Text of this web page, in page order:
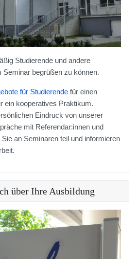
Studierende und andere
Seminar begrüßen zu können.
für Studierende für einen
ein kooperatives Praktikum.
Eindruck von unserer
mit Referendar:innen und
an Seminaren teil und informieren
über Ihre Ausbildung